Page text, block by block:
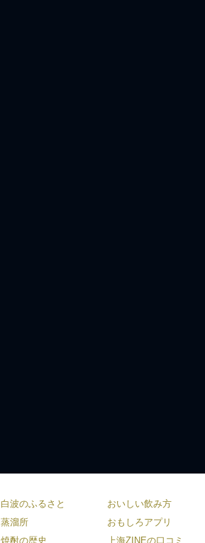
白波のふるさと
蒸溜所
焼酎の歴史
おいしい飲み方
おもしろアプリ
上海ZINEの口コミ